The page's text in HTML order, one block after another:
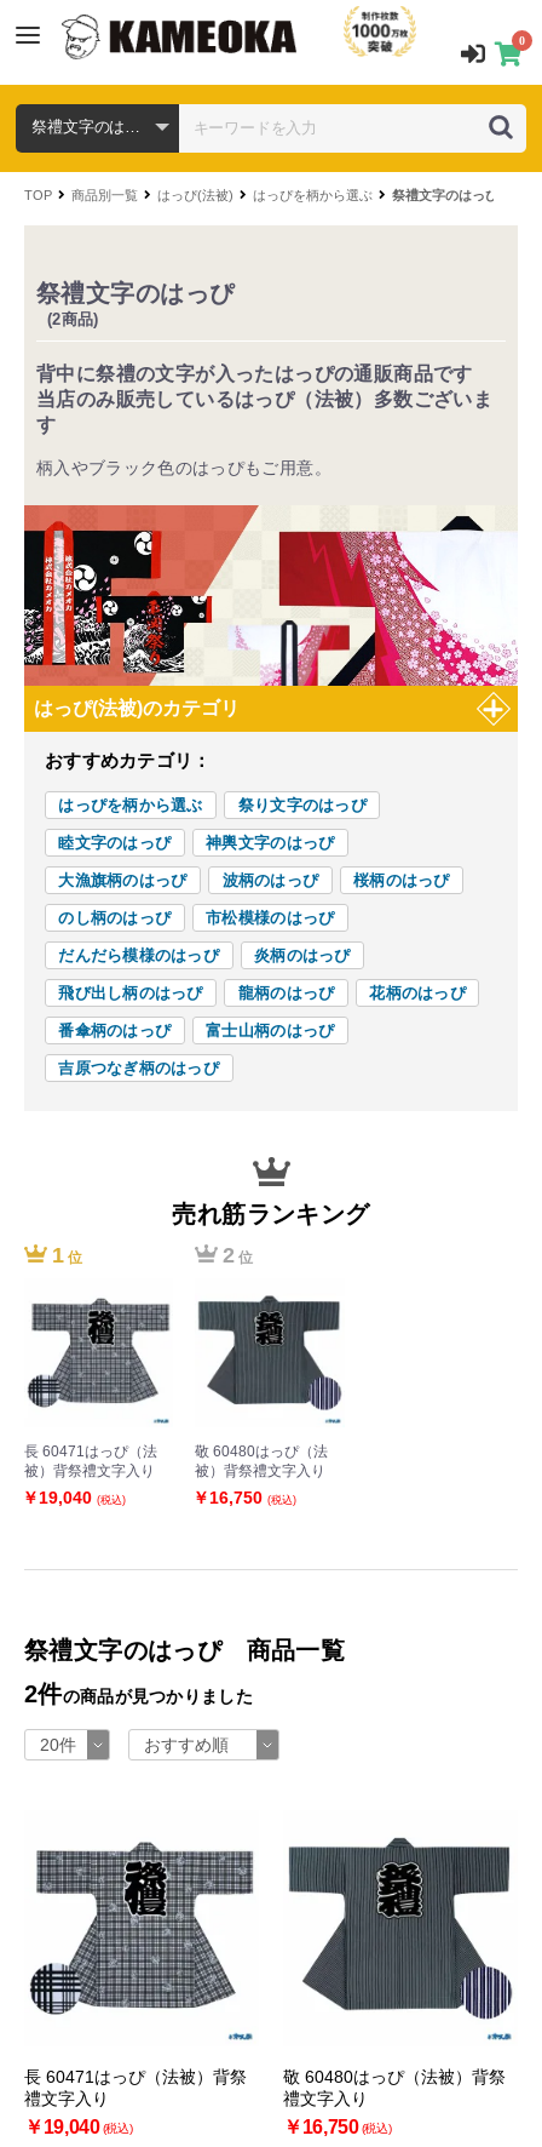
0
TOP 商品別一覧 はっぴ(法被) はっぴを柄から選ぶ 祭禮文字のはっぴ
祭禮文字のはっぴ
(2商品)
背中に祭禮の文字が入ったはっぴの通販商品です
当店のみ販売しているはっぴ（法被）多数ございま
す
柄入やブラック色のはっぴもご用意。
はっぴ(法被)のカテゴリ
おすすめカテゴリ：
はっぴを柄から選ぶ 祭り文字のはっぴ
睦文字のはっぴ 神輿文字のはっぴ
大漁旗柄のはっぴ 波柄のはっぴ 桜柄のはっぴ
のし柄のはっぴ 市松模様のはっぴ
だんだら模様のはっぴ 炎柄のはっぴ
飛び出し柄のはっぴ 龍柄のはっぴ 花柄のはっぴ
番傘柄のはっぴ 富士山柄のはっぴ
吉原つなぎ柄のはっぴ
売れ筋ランキング
1位
長 60471はっぴ（法
被）背祭禮文字入り
￥19,040 (税込)
2 位
敬 60480はっぴ（法
被）背祭禮文字入り
￥16,750(税込)
祭禮文字のはっぴ 商品一覧
2件の商品が見つかりました
長 60471はっぴ（法被）背祭
禮文字入り
￥19,040 (税込)
敬 60480はっぴ（法被）背祭
禮文字入り
￥16,750 (税込)